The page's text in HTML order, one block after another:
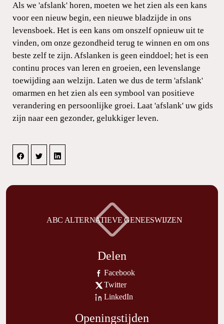
Als we 'afslank' horen, moeten we het zien als een kans
voor een nieuw begin, een nieuwe bladzijde in ons
levensboek. Het is een kans om onszelf opnieuw uit te
vinden, om onze gezondheid terug te winnen en om ons
beste zelf te zijn. Afslanken is geen einddoel; het is een
continu proces van leren en groeien, een levenslange
toewijding aan welzijn. Laten we dus de term 'afslank'
omarmen en het zien als een symbool van positieve
verandering en persoonlijke groei. Laat 'afslank' uw gids
zijn naar een gezonder, gelukkiger leven.
ABC ALTERNATIEVE GENEESWIJZEN
Delen
Facebook
Twitter
LinkedIn
Openingstijden